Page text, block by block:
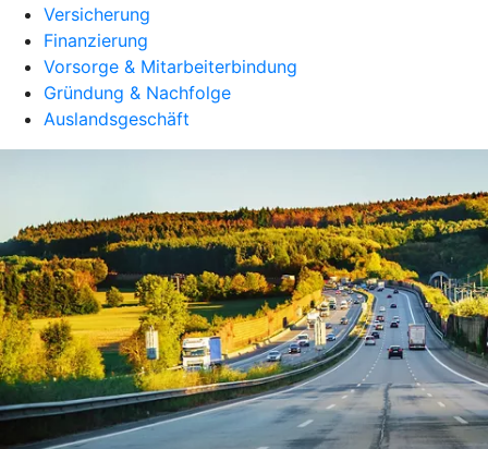
Versicherung
Finanzierung
Vorsorge & Mitarbeiterbindung
Gründung & Nachfolge
Auslandsgeschäft